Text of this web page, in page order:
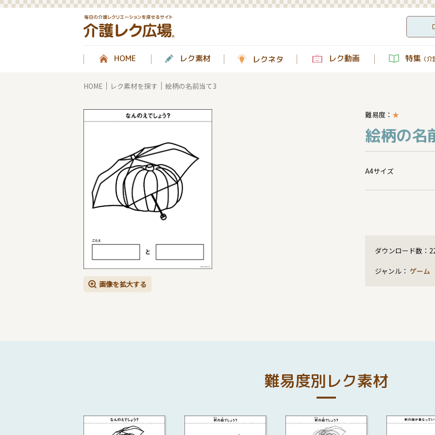
HOME レク素材 レクネタ レク動画 特集 （
HOME レク素材を探す 絵柄の名前当て3
画像を拡大する
難易度： ★
絵柄の名
A4サイズ
ダウンロード数：
ジャンル： ゲーム
難易度別レク素材